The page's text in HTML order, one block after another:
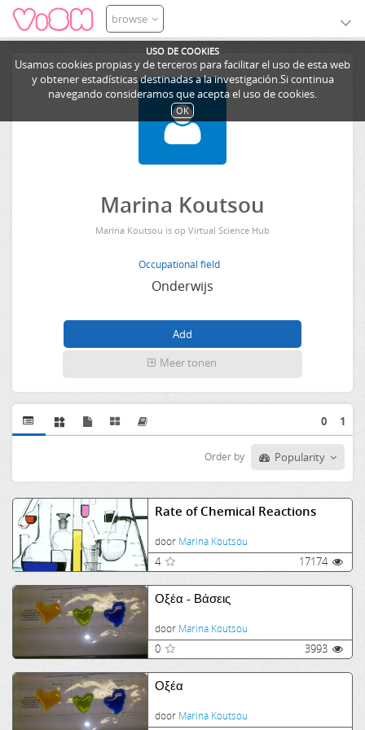
USO DE COOKIES
Usamos cookies propias y de terceros para facilitar el uso de esta web
y obtener estadísticas destinadas a la investigación.Si continua
navegando consideramos que acepta el uso de cookies.
OK
browse
Marina Koutsou
Marina Koutsou is op Virtual Science Hub
Occupational field
Onderwijs
Meer tonen
1
0
Order by Popularity
Rate of Chemical Reactions
door Marina Koutsou
4 17174
Οξέα - Βάσεις
door Marina Koutsou
0 3993
Οξέα
door Marina Koutsou